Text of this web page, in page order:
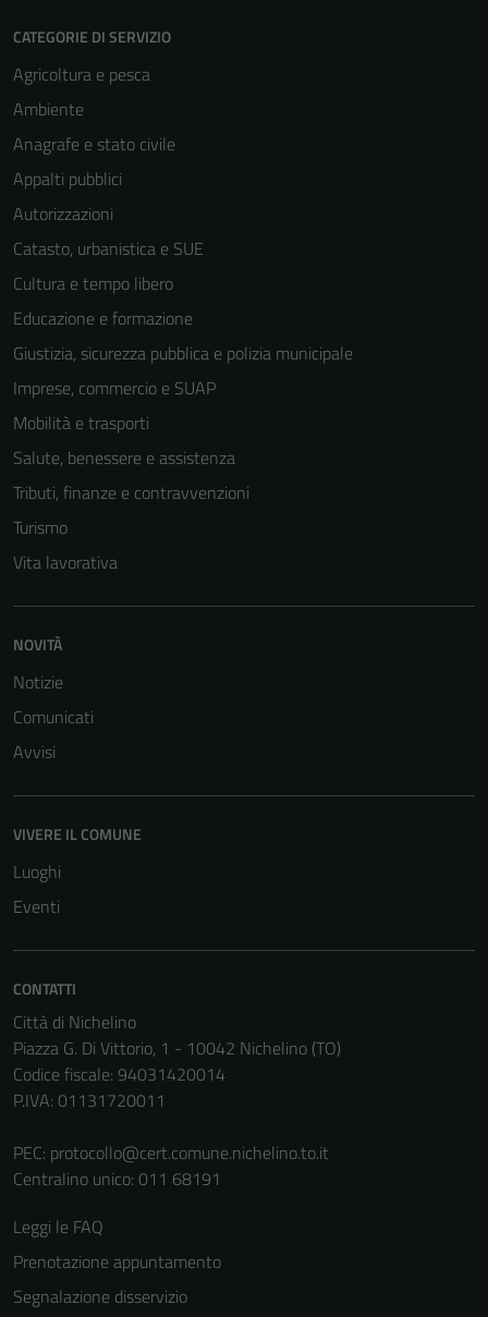
CATEGORIE DI SERVIZIO
Agricoltura e pesca
Ambiente
Anagrafe e stato civile
Appalti pubblici
Autorizzazioni
Catasto, urbanistica e SUE
Cultura e tempo libero
Educazione e formazione
Giustizia, sicurezza pubblica e polizia municipale
Imprese, commercio e SUAP
Mobilità e trasporti
Salute, benessere e assistenza
Tributi, finanze e contravvenzioni
Turismo
Vita lavorativa
NOVITÀ
Notizie
Comunicati
Avvisi
VIVERE IL COMUNE
Luoghi
Eventi
CONTATTI
Città di Nichelino
Piazza G. Di Vittorio, 1 - 10042 Nichelino (TO)
Codice fiscale: 94031420014
P.IVA: 01131720011
PEC: protocollo@cert.comune.nichelino.to.it
Centralino unico: 011 68191
Leggi le FAQ
Prenotazione appuntamento
Segnalazione disservizio